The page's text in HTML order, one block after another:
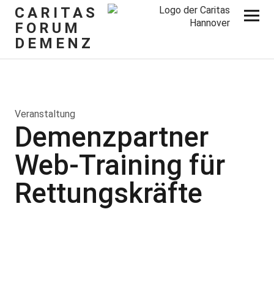
CARITAS
FORUM
DEMENZ
Veranstaltung
Demenzpartner
Web-Training für
Rettungskräfte